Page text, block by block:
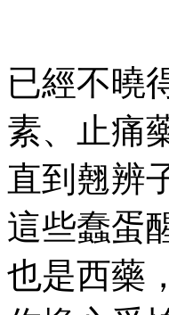
已經不曉
素、止痛
直到翹辨
這些蠢蛋
也是西藥